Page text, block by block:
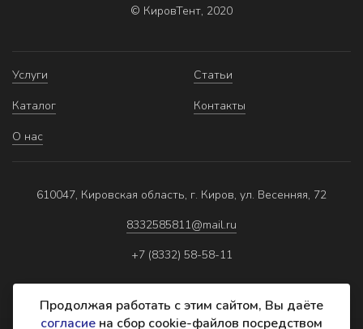
© КировТент, 2020
Услуги
Каталог
О нас
Статьи
Контакты
610047, Кировская область, г. Киров, ул. Весенняя, 72
8332585811@mail.ru
+7 (8332) 58-58-11
Продолжая работать с этим сайтом, Вы даёте
согласие на сбор cookie-файлов посредством